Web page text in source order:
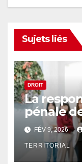
Sujets liés
DROIT
La
pénale
société
FÉV 9, 2026
TERRITORIAL